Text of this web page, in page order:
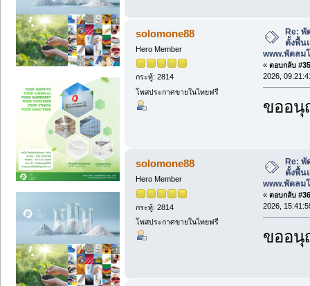
solomone88
Hero Member
กระทู้: 2814
โพสประกาศขายในไทยฟรี
Re: พั
ตั้งพื้น
www.พัดลม
« ตอบกลับ
2026,
ขออนุ
solomone88
Hero Member
กระทู้: 2814
โพสประกาศขายในไทยฟรี
Re: พั
ตั้งพื้น
www.พัดลม
« ตอบกลับ
2026,
ขออนุ